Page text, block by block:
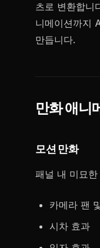
츠로 변환합니
니메이션까지
만듭니다.
만화 애니
모션 만화
패널 내 미묘한
카메라 팬
시차 효과